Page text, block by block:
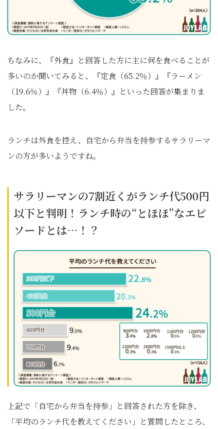
ちなみに、『外食』と回答した方に主に何を食べることが
多いのか聞いてみると、『定食（65.2％）』『ラーメン
（19.6％）』『丼物（6.4％）』といった回答が集まりま
した。
ランチは外食を控え、自宅から弁当を持参するサラリーマ
ンの方が多いようですね。
サラリーマンの7割近くがランチ代500円
以下と判明！ランチ時の“とほほ”なエピ
ソードとは…！？
上記で「自宅から弁当を持参」と回答された方を除き、
「平均のランチ代を教えてください」と質問したところ、